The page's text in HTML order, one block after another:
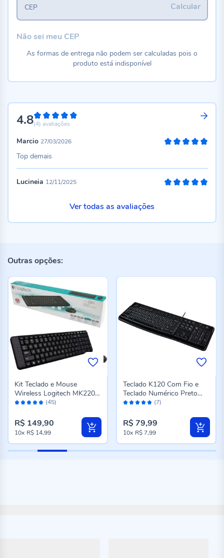
4.896%
(4) avaliações
Marcio 27/03/2026
Top demais
Lucineia 12/11/2025
Ver todas as avaliações
Calcular
CEP
Não sei meu CEP
As formas de entrega não podem ser calculadas pois o
produto está indisponível
Outras opções:
Avaliação: (45)
Kit Teclado e Mouse
Wireless Logitech MK220 -
DIVERSOS
R$ 149,90
10x R$ 14,99
Avaliação: (7)
Teclado K120 Com Fio e
Teclado Numérico Preto
Logitech - Preto
R$ 79,99
10x R$ 7,99